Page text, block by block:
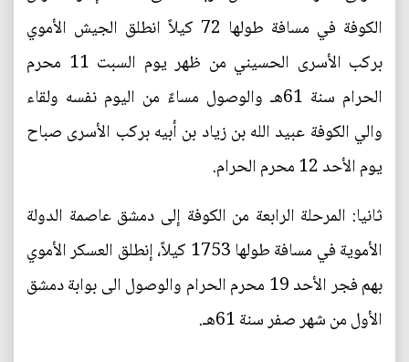
الكوفة في مسافة طولها 72 كيلاً انطلق الجيش الأموي
بركب الأسرى الحسيني من ظهر يوم السبت 11 محرم
الحرام سنة 61هـ والوصول مساءً من اليوم نفسه ولقاء
والي الكوفة عبيد الله بن زياد بن أبيه بركب الأسرى صباح
يوم الأحد 12 محرم الحرام.
ثانيا: المرحلة الرابعة من الكوفة إلى دمشق عاصمة الدولة
الأموية في مسافة طولها 1753 كيلاً، إنطلق العسكر الأموي
بهم فجر الأحد 19 محرم الحرام والوصول الى بوابة دمشق
الأول من شهر صفر سنة 61هـ.